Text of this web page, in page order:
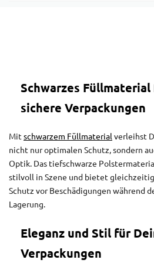
Schwarzes
sichere Verpackungen
Mitschwarzem Füllmaterialverleihst
nicht nur optimalen Schutz, sondern
Optik. Das tiefschwarze
stilvoll in Szene und bietet
Schutz vor Beschädigungen während
Lagerung.
Eleganz und Stil für
Verpackungen